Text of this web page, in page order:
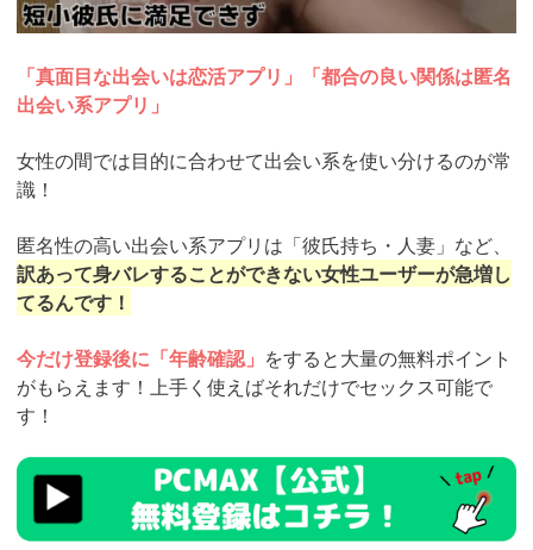
「真面目な出会いは恋活アプリ」「都合の良い関係は匿名
出会い系アプリ」
女性の間では目的に合わせて出会い系を使い分けるのが常
識！
匿名性の高い出会い系アプリは「彼氏持ち・人妻」など、
訳あって身バレすることができない女性ユーザーが急増し
てるんです！
今だけ登録後に「年齢確認」 をすると大量の無料ポイント
がもらえます！上手く使えばそれだけでセックス可能で
す！
https://pcmax.jp/lp/?
ad_id=rm327007